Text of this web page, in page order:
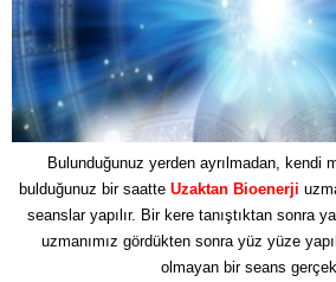
Bulunduğunuz yerden ayrılmadan, kendi
bulduğunuz bir saatte Uzaktan Bioenerji
seanslar yapılır. Bir kere tanıştıktan sonra
uzmanımız gördükten sonra yüz yüze
olmayan bir seans